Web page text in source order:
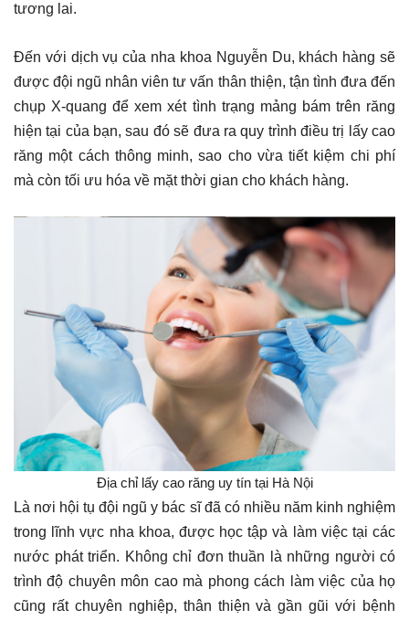
tương lai.
Đến với dịch vụ của nha khoa Nguyễn Du, khách hàng sẽ
được đội ngũ nhân viên tư vấn thân thiện, tận tình đưa đến
chụp X-quang để xem xét tình trạng mảng bám trên răng
hiện tại của bạn, sau đó sẽ đưa ra quy trình điều trị lấy cao
răng một cách thông minh, sao cho vừa tiết kiệm chi phí
mà còn tối ưu hóa về mặt thời gian cho khách hàng.
Địa chỉ lấy cao răng uy tín tại Hà Nội
Là nơi hội tụ đội ngũ y bác sĩ đã có nhiều năm kinh nghiệm
trong lĩnh vực nha khoa, được học tập và làm việc tại các
nước phát triển. Không chỉ đơn thuần là những người có
trình độ chuyên môn cao mà phong cách làm việc của họ
cũng rất chuyên nghiệp, thân thiện và gần gũi với bệnh